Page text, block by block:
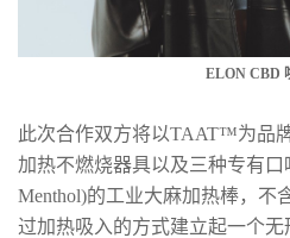
ELON CBD
此次合作双方将以TAAT™为品
加热不燃烧器具以及三种专有口
Menthol)的工业大麻加热棒，不
过加热吸入的方式建立起一个